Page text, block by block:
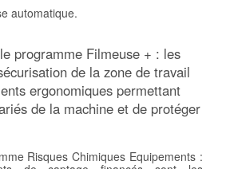
automatique.
programme Filmeuse + : les
de la zone de travail
ergonomiques permettant
de la machine et de protéger
Risques Chimiques Equipements :